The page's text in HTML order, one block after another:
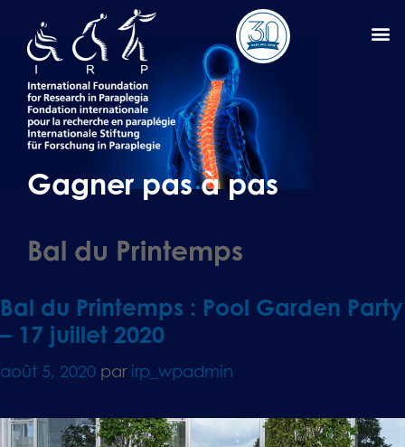
Gagner pas à pas
Bal du Printemps
Bal du Printemps : Pool Garden Party
– 17 juillet 2020
août 5, 2020 par irp_wpadmin